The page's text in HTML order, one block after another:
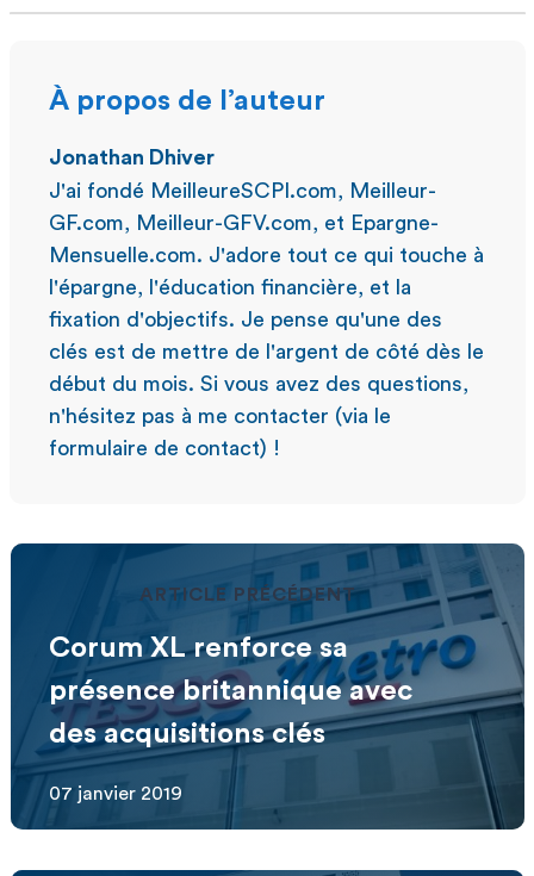
À propos de l’auteur
Jonathan Dhiver
J'ai fondé MeilleureSCPI.com, Meilleur-
GF.com, Meilleur-GFV.com, et Epargne-
Mensuelle.com. J'adore tout ce qui touche à
l'épargne, l'éducation financière, et la
fixation d'objectifs. Je pense qu'une des
clés est de mettre de l'argent de côté dès le
début du mois. Si vous avez des questions,
n'hésitez pas à me contacter (via le
formulaire de contact) !
ARTICLE PRÉCÉDENT
Corum XL renforce sa
présence britannique avec
des acquisitions clés
07 janvier 2019